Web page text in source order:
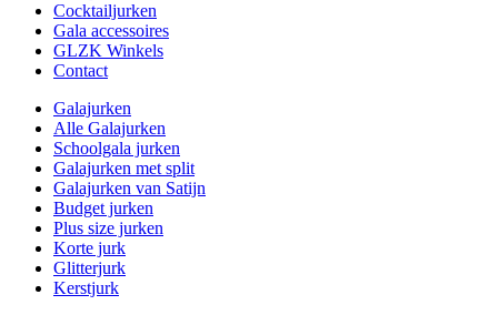
Cocktailjurken
Gala accessoires
GLZK Winkels
Contact
Galajurken
Alle Galajurken
Schoolgala jurken
Galajurken met split
Galajurken van Satijn
Budget jurken
Plus size jurken
Korte jurk
Glitterjurk
Kerstjurk